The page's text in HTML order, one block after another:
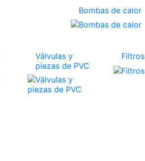
Bombas de calor
Válvulas y
piezas de PVC
Filtros